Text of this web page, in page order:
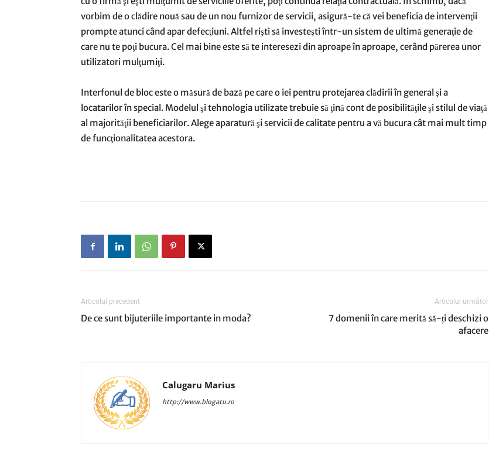
vorbim de o clădire nouă sau de un nou furnizor de servicii, asigură-te că vei beneficia de intervenţii
prompte atunci când apar defecţiuni. Altfel rişti să investeşti într-un sistem de ultimă generaţie de
care nu te poţi bucura. Cel mai bine este să te interesezi din aproape în aproape, cerând părerea unor
utilizatori mulţumiţi.
Interfonul de bloc este o măsură de bază pe care o iei pentru protejarea clădirii în general şi a
locatarilor în special. Modelul şi tehnologia utilizate trebuie să ţină cont de posibilităţile şi stilul de viaţă
al majorităţii beneficiarilor. Alege aparatură şi servicii de calitate pentru a vă bucura cât mai mult timp
de funcţionalitatea acestora.
Articolul precedent
De ce sunt bijuteriile importante in moda?
Articolul următor
7 domenii în care merită să-ți deschizi o
afacere
Calugaru Marius
http://www.blogatu.ro